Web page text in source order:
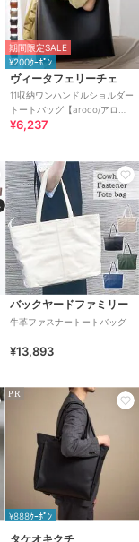
期間限定SALE
¥200ｸｰﾎﾟﾝ
ヴィータフェリーチェ
11収納ワンハンドルショルダー
トートバッグ【aroco/アロ
コ】
¥6,237
バックヤードファミリー
牛革ファスナートートバッグ
¥13,893
PR
¥888ｸｰﾎﾟﾝ
タケオキクチ